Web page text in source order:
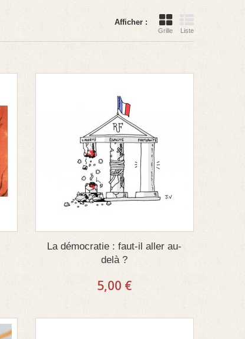
Afficher :
Grille Liste
La démocratie : faut-il aller au-
delà ?
5,00 €